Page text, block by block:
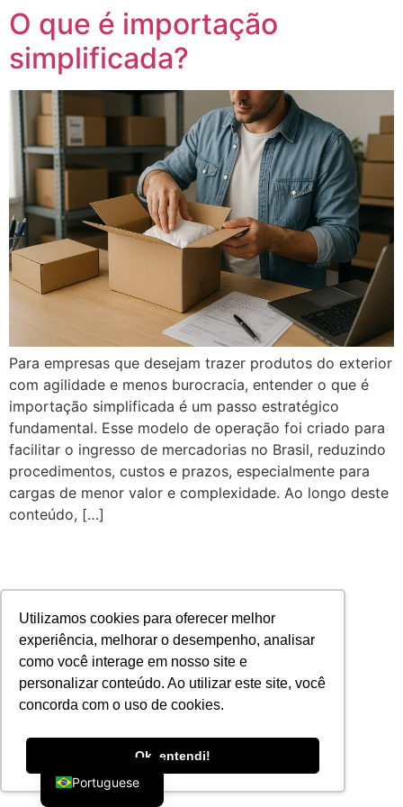
Utilizamos cookies para oferecer melhor
experiência, melhorar o desempenho, analisar
como você interage em nosso site e
personalizar conteúdo. Ao utilizar este site, você
concorda com o uso de cookies.
Ok, entendi!
O que é importação
simplificada?
Para empresas que desejam trazer produtos do exterior
com agilidade e menos burocracia, entender o que é
importação simplificada é um passo estratégico
fundamental. Esse modelo de operação foi criado para
facilitar o ingresso de mercadorias no Brasil, reduzindo
procedimentos, custos e prazos, especialmente para
cargas de menor valor e complexidade. Ao longo deste
conteúdo, […]
Portuguese